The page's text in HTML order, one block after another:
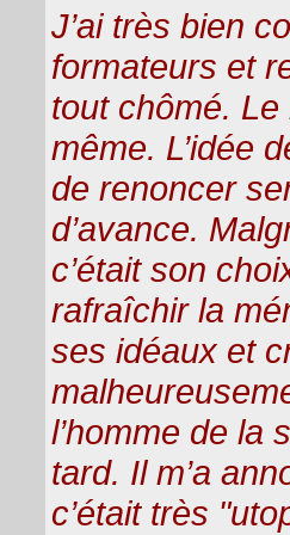
J’ai très bien
formateurs et
tout chômé.
même. L’idée
de renoncer
d’avance.
c’était son
rafraîchir la
ses idéaux et
l’homme de la
tard. Il m’a
c’était très